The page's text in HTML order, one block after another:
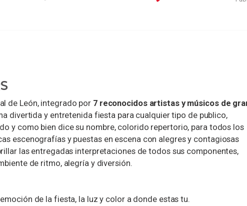
de León, integrado por 7 reconocidos artistas y músicos de
divertida y entretenida fiesta para cualquier tipo de publico,
y como bien dice su nombre, colorido repertorio, para todos los
escenografías y puestas en escena con alegres y contagiosas
las entregadas interpretaciones de todos sus componentes,
de ritmo, alegría y diversión.
de la fiesta, la luz y color a donde estas tu.